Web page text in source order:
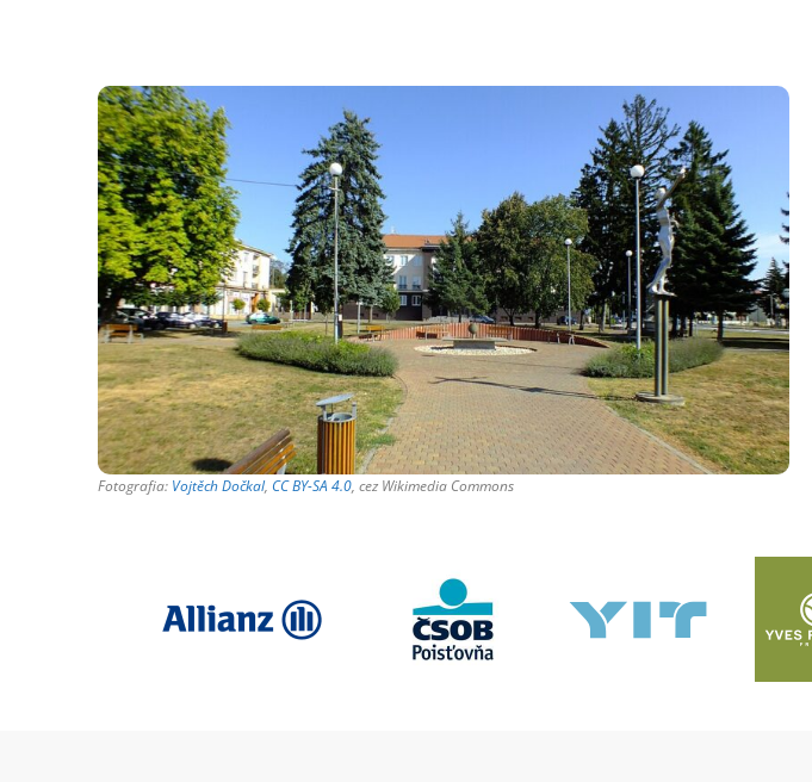
Fotografia: Vojtěch Dočkal, CC BY-SA 4.0, cez Wikimedia Commons